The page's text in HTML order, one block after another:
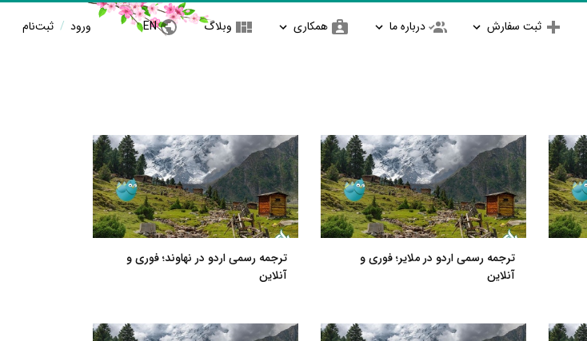
ثبت سفارش درباره ما همکاری وبلاگ EN ورود / ثبت‌نام
ترجمه رسمی اردو در ملایر؛ فوری و
آنلاین
ترجمه رسمی اردو در نهاوند؛ فوری و
آنلاین